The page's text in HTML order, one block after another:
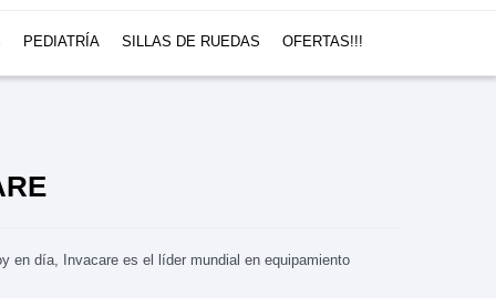
PEDIATRÍA SILLAS DE RUEDAS OFERTAS!!!
en día, Invacare es el líder mundial en equipamiento